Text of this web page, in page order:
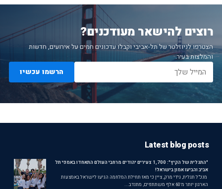
רוצים להישאר מעודכנים?
הצטרפו לניוזלטר של תל-אביבי וקבלו עדכונים חמים על אירועים, חדשות
והמלצות בעיר.
הרשמו עכשיו
Latest blog posts
"התגלית של הקיץ": 1,700 צעירים יהודים מרחבי העולם התאחדו באמפי תל
אביב והביעו אמון בישראל!
מנכ"ל תגלית, גידי מרק, ציין כי מאז תחילת המלחמה הגיעו לישראל באמצעות
הארגון יותר מ־60 אלף משתתפים, מתנדב...